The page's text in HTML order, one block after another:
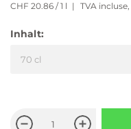
CHF 20.86 / 1 l TVA incluse,
Inhalt: